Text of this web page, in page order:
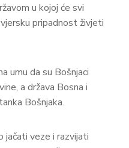
u kojoj će svi
pripadnost živjeti
umu da su Bošnjaci
a država Bosna i
Bošnjaka.
jačati veze i razvijati